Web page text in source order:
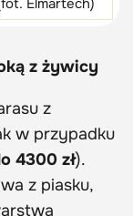
z żywicy
z
w przypadku
4300 zł).
z piasku,